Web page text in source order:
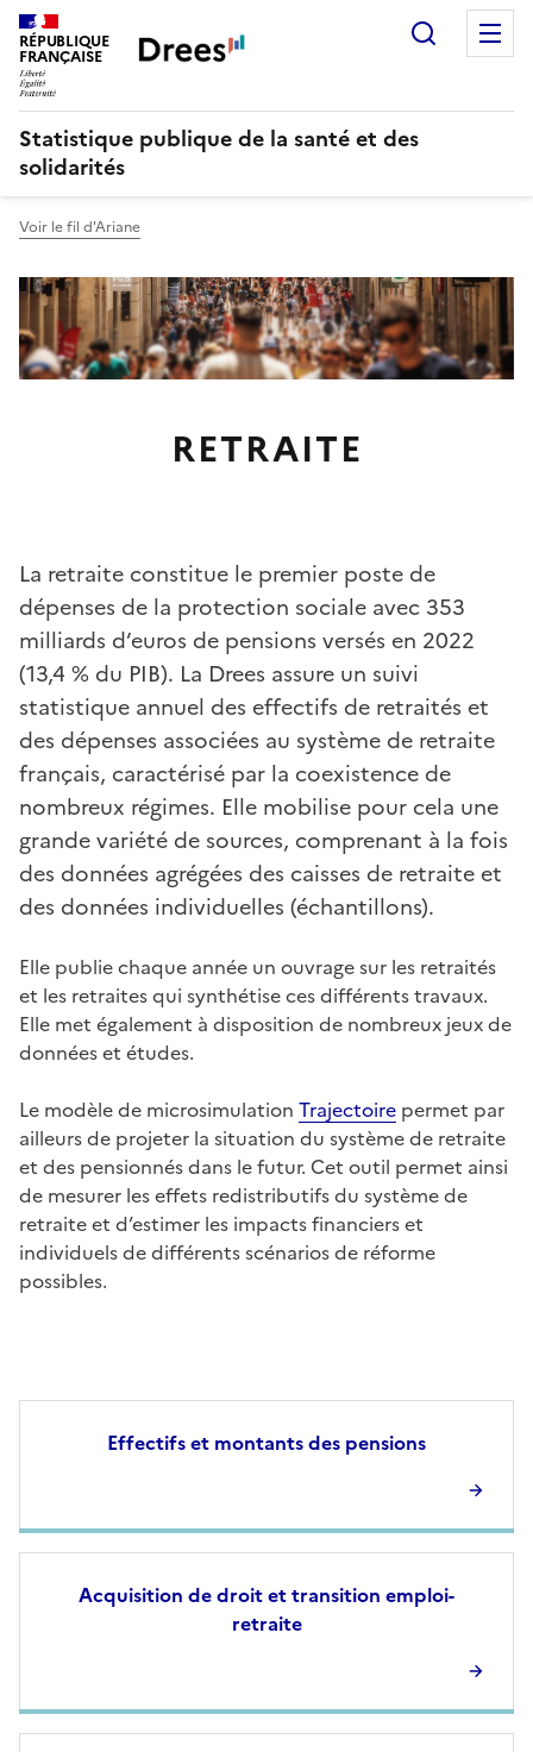
RÉPUBLIQUE
FRANÇAISE
Statistique publique de la santé et des
solidarités
Voir le fil d'Ariane
RETRAITE
La retraite constitue le premier poste de
dépenses de la protection sociale avec 353
milliards d’euros de pensions versés en 2022
(13,4 % du PIB). La Drees assure un suivi
statistique annuel des effectifs de retraités et
des dépenses associées au système de retraite
français, caractérisé par la coexistence de
nombreux régimes. Elle mobilise pour cela une
grande variété de sources, comprenant à la fois
des données agrégées des caisses de retraite et
des données individuelles (échantillons).
Elle publie chaque année un ouvrage sur les retraités
et les retraites qui synthétise ces différents travaux.
Elle met également à disposition de nombreux jeux de
données et études.
Le modèle de microsimulation Trajectoire permet par
ailleurs de projeter la situation du système de retraite
et des pensionnés dans le futur. Cet outil permet ainsi
de mesurer les effets redistributifs du système de
retraite et d’estimer les impacts financiers et
individuels de différents scénarios de réforme
possibles.
Effectifs et montants des pensions
Acquisition de droit et transition emploi-
retraite